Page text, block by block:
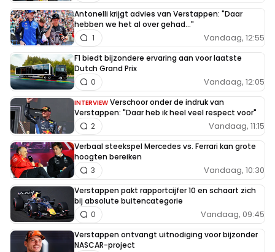
Antonelli krijgt advies van Verstappen: "Daar
hebben we het al over gehad..."
Vandaag, 12:55
1
F1 biedt bijzondere ervaring aan voor laatste
Dutch Grand Prix
Vandaag, 12:05
0
INTERVIEW Verschoor onder de indruk van
Verstappen: "Daar heb ik heel veel respect voor"
Vandaag, 11:15
2
Verbaal steekspel Mercedes vs. Ferrari kan grote
hoogten bereiken
Vandaag, 10:30
3
Verstappen pakt rapportcijfer 10 en schaart zich
bij absolute buitencategorie
Vandaag, 09:45
0
Verstappen ontvangt uitnodiging voor bijzonder
NASCAR-project